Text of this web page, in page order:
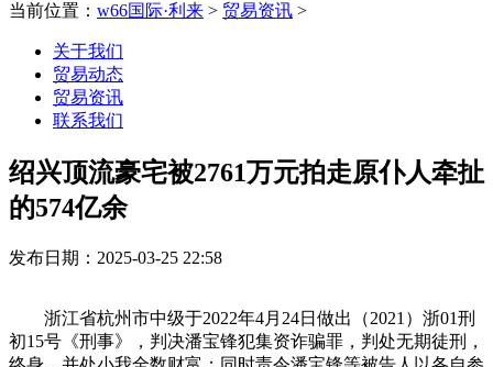
当前位置： w66国际·利来 > 贸易资讯 >
关于我们
贸易动态
贸易资讯
联系我们
绍兴顶流豪宅被2761万元拍走原仆人牵扯
的574亿余
发布日期：2025-03-25 22:58
浙江省杭州市中级于2022年4月24日做出（2021）浙01刑
初15号《刑事》，判决潘宝锋犯集资诈骗罪，判处无期徒刑，